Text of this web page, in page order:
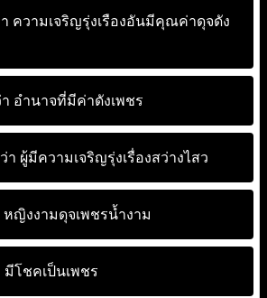
ความเจริญรุ่งเรืองอันมีคุณค่าดุจดัง
อำนาจที่มีค่าดังเพชร
า ผู้มีความเจริญรุ่งเรื่องสว่างไสว
หญิงงามดุจเพชรน้ำงาม
มีโชคเป็นเพชร